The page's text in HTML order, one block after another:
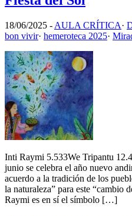
18/06/2025 - AULA CRÍTICA·
bon vivir· hemeroteca 2025·
Inti Raymi 5.533We Tripantu
junio se celebra el año nuevo
acuerdo a la tradición de los
la naturaleza” para este “cambio
Raymi es en sí el símbolo […]